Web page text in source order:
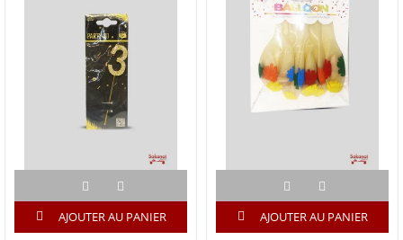
AJOUTER AU PANIER AJOUTER AU PANIER